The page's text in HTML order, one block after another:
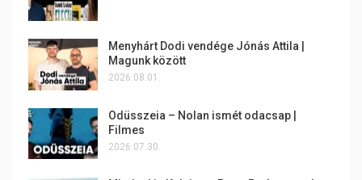
Menyhárt Dodi vendége Jónás Attila |
Magunk között
2026.08.01.
Odüsszeia – Nolan ismét odacsap |
Filmes
2026.07.30.